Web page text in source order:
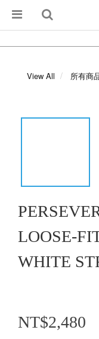
View All 所有商
LOOSE-
WHITE
NT$2,480